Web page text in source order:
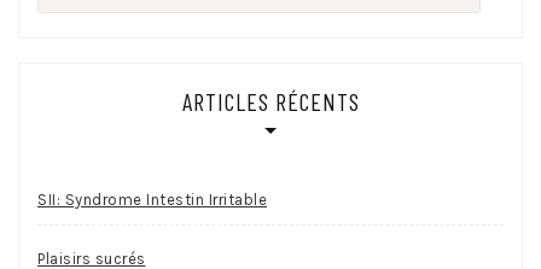
for:
ARTICLES RÉCENTS
SII: Syndrome Intestin Irritable
Plaisirs sucrés